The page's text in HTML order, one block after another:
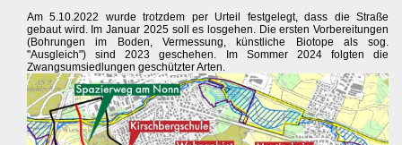
Am 5.10.2022 wurde trotzdem per Urteil festgelegt, dass die Straße
gebaut wird. Im Januar 2025 soll es losgehen. Die ersten Vorbereitungen
(Bohrungen im Boden, Vermessung, künstliche Biotope als sog.
"Ausgleich") sind 2023 geschehen. Im Sommer 2024 folgten die
Zwangsumsiedlungen geschützter Arten.